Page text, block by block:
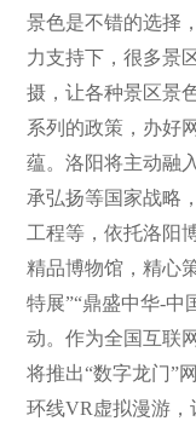
景色是不错的选择
力支持下，很多景
摄，让各种景区景
系列的政策，办好
蕴。洛阳将主动融
承弘扬等国家战略
工程等，依托洛阳
精品博物馆，精心
特展”“鼎盛中华-中
动。作为全国互联
将推出“数字龙门”
环线VR虚拟漫游，